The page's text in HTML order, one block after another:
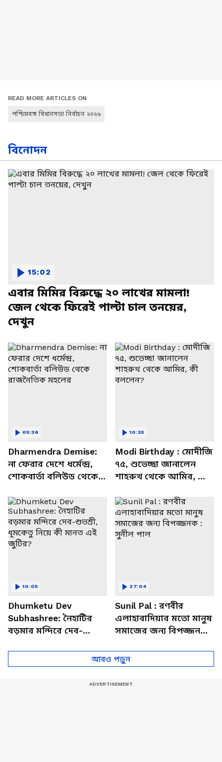
READ MORE ARTICLES ON
পশ্চিমবঙ্গ বিধানসভা নির্বাচন ২০২৬
বিনোদন
এবার মিমির বিরুদ্ধে ২০ লাখের মামলা!
জেল থেকে ফিরেই পাল্টা চাল তনয়ের,
দেখুন
15:02
Dharmendra Demise:
না ফেরার দেশে ধর্মেন্দ্র,
শোকবার্তা বলিউড থেকে
05:36
Modi Birthday : মোদীজি
৭৫, শুভেচ্ছা জানালেন
শাহরুখ থেকে আমির, কী
10:33
Dhumketu Dev
Subhashree: নৈহাটির
বড়মার মন্দিরে দেব-
10:05
Sunil Pal : রণবীর
এলাহাবাদিয়ার মতো মানুষ
সমাজের জন্য বিপজ্জনক :
27:04
আরও পড়ুন